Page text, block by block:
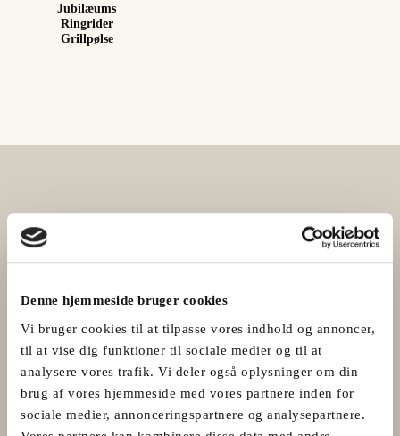
Denne hjemmeside bruger cookies
Vi bruger cookies til at tilpasse vores indhold og annoncer,
til at vise dig funktioner til sociale medier og til at
analysere vores trafik. Vi deler også oplysninger om din
brug af vores hjemmeside med vores partnere inden for
sociale medier, annonceringspartnere og analysepartnere.
Jubilæums
Ringrider
Grillpølse